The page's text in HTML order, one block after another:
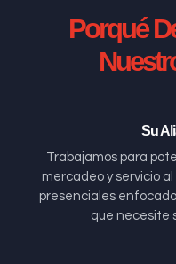
Porqué
Su
Trabajamos para
mercadeo y servicio
presenciales
que necesite